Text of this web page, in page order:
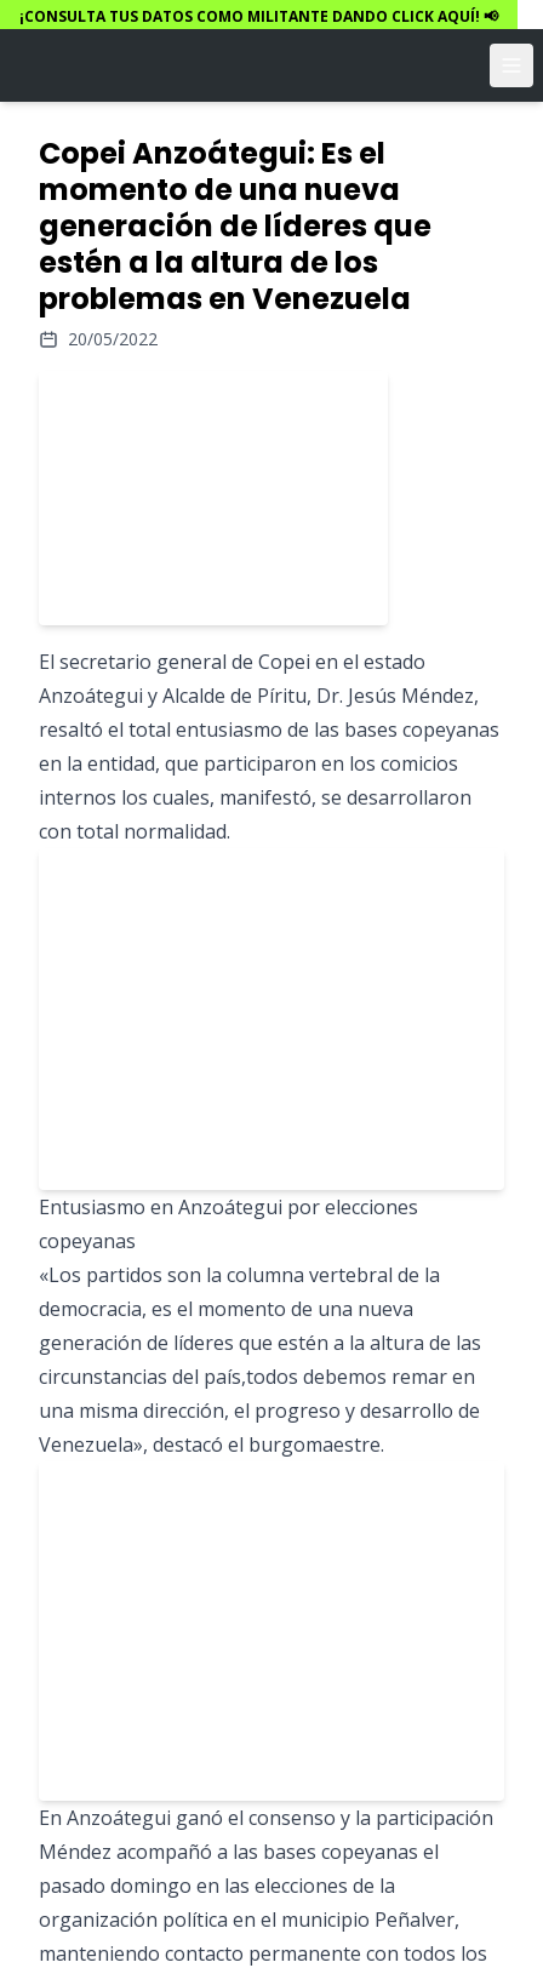
¡CONSULTA TUS DATOS COMO MILITANTE DANDO CLICK AQUÍ! 📢
Copei Anzoátegui: Es el
momento de una nueva
generación de líderes que
estén a la altura de los
problemas en Venezuela
20/05/2022
El secretario general de Copei en el estado
Anzoátegui y Alcalde de Píritu, Dr. Jesús Méndez,
resaltó el total entusiasmo de las bases copeyanas
en la entidad, que participaron en los comicios
internos los cuales, manifestó, se desarrollaron
con total normalidad.
Entusiasmo en Anzoátegui por elecciones
copeyanas
«Los partidos son la columna vertebral de la
democracia, es el momento de una nueva
generación de líderes que estén a la altura de las
circunstancias del país,todos debemos remar en
una misma dirección, el progreso y desarrollo de
Venezuela», destacó el burgomaestre.
En Anzoátegui ganó el consenso y la participación
Méndez acompañó a las bases copeyanas el
pasado domingo en las elecciones de la
organización política en el municipio Peñalver,
manteniendo contacto permanente con todos los